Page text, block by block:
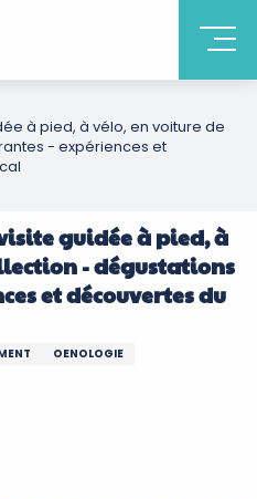
à pied, à vélo, en voiture de
- expériences et
guidée à pied, à
- dégustations
et découvertes du
OENOLOGIE